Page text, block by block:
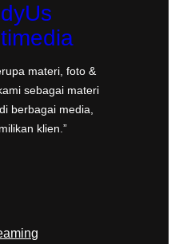
materi, foto &
sebagai materi
berbagai media,
klien.”